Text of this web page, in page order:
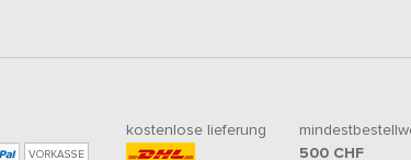
VORKASSE
kostenlose lieferung
500 CHF